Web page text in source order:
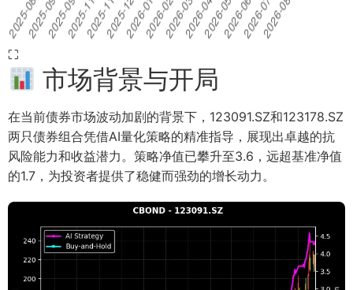
⛶
市场背景与开局
在当前债券市场波动加剧的背景下，123091.SZ和123178.SZ
两只债券组合凭借AI量化策略的精准指导，展现出卓越的抗
风险能力和收益潜力。策略净值已攀升至3.6，远超基准净值
的1.7，为投资者提供了稳健而强劲的增长动力。